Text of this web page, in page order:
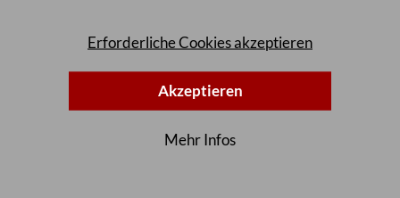
Erforderliche Cookies akzeptieren
Akzeptieren
Mehr Infos
Pausenräumen zu unterstützen.